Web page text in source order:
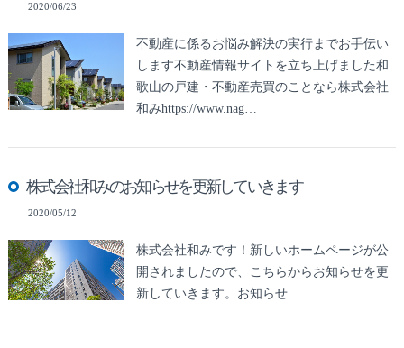
2020/06/23
不動産に係るお悩み解決の実行までお手伝い
します不動産情報サイトを立ち上げました和
歌山の戸建・不動産売買のことなら株式会社
和みhttps://www.nag…
株式会社和みのお知らせを更新していきます
2020/05/12
株式会社和みです！新しいホームページが公
開されましたので、こちらからお知らせを更
新していきます。お知らせ